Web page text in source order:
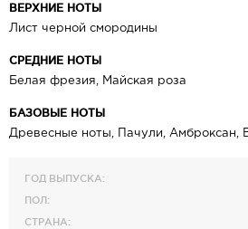
ВЕРХНИЕ НОТЫ
Лист черной смородины
СРЕДНИЕ НОТЫ
Белая фрезия, Майская роза
БАЗОВЫЕ НОТЫ
Древесные ноты, Пачули, Амброксан,
ГОД ВЫПУСКА:
ПОЛ:
СТРАНА: